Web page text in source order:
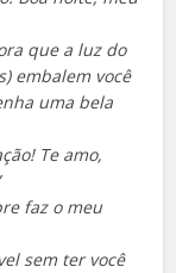
que a luz do
embalem você
uma bela
Te amo,
faz o meu
sem ter você